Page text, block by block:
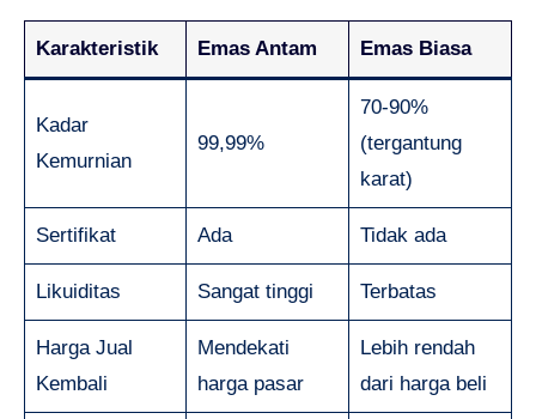
Karakteristik Emas Antam Emas Biasa
Kadar
Kemurnian
99,99%
70-90%
(tergantung
karat)
Sertifikat Ada Tidak ada
Likuiditas Sangat tinggi Terbatas
Harga Jual
Kembali
Mendekati
harga pasar
Lebih rendah
dari harga beli